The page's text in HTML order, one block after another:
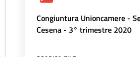
Congiuntura Unioncamere -
Cesena - 3° trimestre 2020